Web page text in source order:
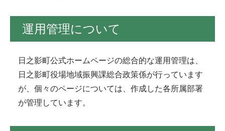
運用管理について
日之影町公式ホームページの総合的な運用管理は、
日之影町役場地域振興課総合政策係が行っています
が、個々のページについては、作成した各所属部署
が管理しています。